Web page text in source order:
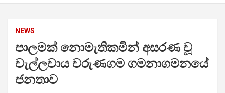
NEWS
පාලමක් නොමැතිකමින් අසරණ වූ
වැල්ලවාය වරුණගම ගමනාගමනයේ
ජනතාව